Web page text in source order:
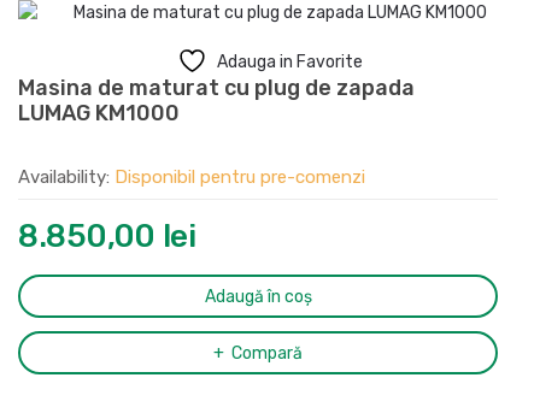
Adauga in Favorite
Masina de maturat cu plug de zapada
LUMAG KM1000
Availability: Disponibil pentru pre-comenzi
8.850,00 lei
Adaugă în coș
Compară